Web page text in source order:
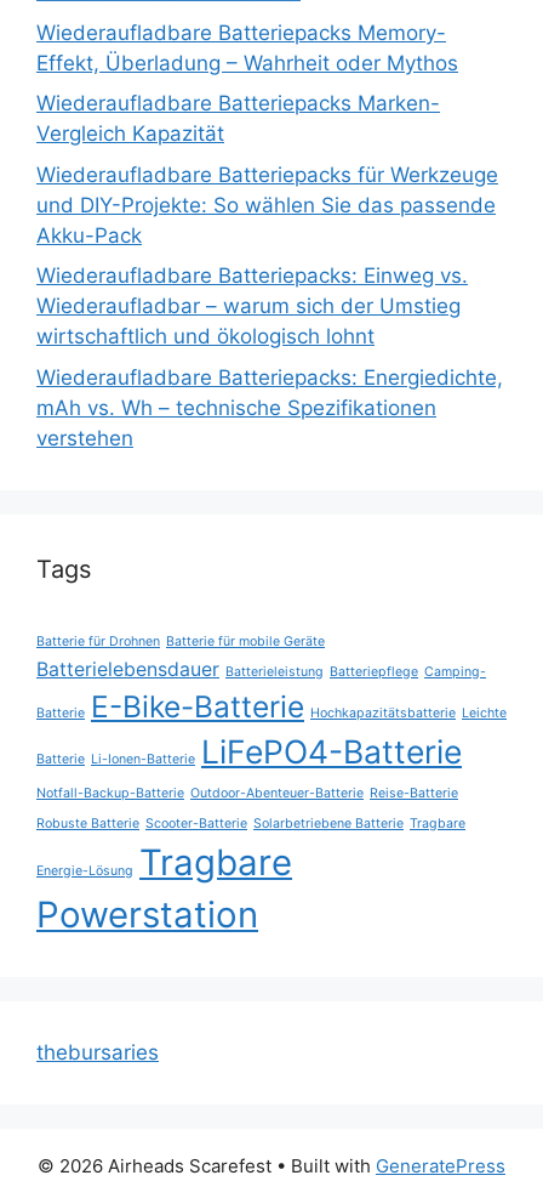
Wiederaufladbare Batteriepacks Memory-
Effekt, Überladung – Wahrheit oder Mythos
Wiederaufladbare Batteriepacks Marken-
Vergleich Kapazität
Wiederaufladbare Batteriepacks für Werkzeuge
und DIY-Projekte: So wählen Sie das passende
Akku-Pack
Wiederaufladbare Batteriepacks: Einweg vs.
Wiederaufladbar – warum sich der Umstieg
wirtschaftlich und ökologisch lohnt
Wiederaufladbare Batteriepacks: Energiedichte,
mAh vs. Wh – technische Spezifikationen
verstehen
Tags
Batterie für Drohnen Batterie für mobile Geräte
Batterielebensdauer Batterieleistung Batteriepflege Camping-
Batterie E-Bike-Batterie Hochkapazitätsbatterie Leichte
Batterie Li-Ionen-Batterie LiFePO4-Batterie
Notfall-Backup-Batterie Outdoor-Abenteuer-Batterie Reise-Batterie
Robuste Batterie Scooter-Batterie Solarbetriebene Batterie Tragbare
Energie-Lösung Tragbare
Powerstation
thebursaries
© 2026 Airheads Scarefest • Built with GeneratePress